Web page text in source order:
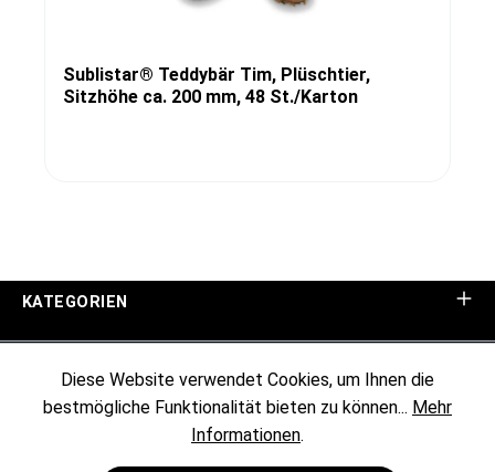
Sublistar® Teddybär Tim, Plüschtier,
Sitzhöhe ca. 200 mm, 48 St./Karton
KATEGORIEN
KUNDENINFORMATIONEN
Diese Website verwendet Cookies, um Ihnen die
bestmögliche Funktionalität bieten zu können... Mehr
Informationen.